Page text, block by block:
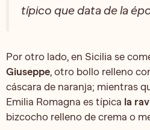
típico que data de la
Por otro lado, en Sicilia se
Giuseppe, otro bollo relleno
cáscara de naranja; mientras
Emilia Romagna es típica la
bizcocho relleno de crema o